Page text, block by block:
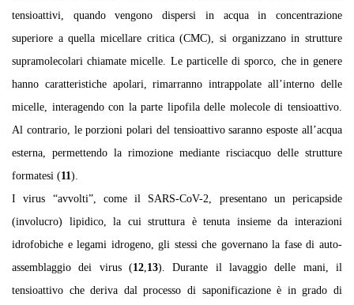
tensioattivi, quando vengono dispersi in acqua in concentrazione
superiore a quella micellare critica (CMC), si organizzano in strutture
supramolecolari chiamate micelle. Le particelle di sporco, che in genere
hanno caratteristiche apolari, rimarranno intrappolate all’interno delle
micelle, interagendo con la parte lipofila delle molecole di tensioattivo.
Al contrario, le porzioni polari del tensioattivo saranno esposte all’acqua
esterna, permettendo la rimozione mediante risciacquo delle strutture
formatesi (11).
I virus “avvolti”, come il SARS-CoV-2, presentano un pericapside
(involucro) lipidico, la cui struttura è tenuta insieme da interazioni
idrofobiche e legami idrogeno, gli stessi che governano la fase di auto-
assemblaggio dei virus (12 13). Durante il lavaggio delle mani, il
tensioattivo che deriva dal processo di saponificazione è in grado di